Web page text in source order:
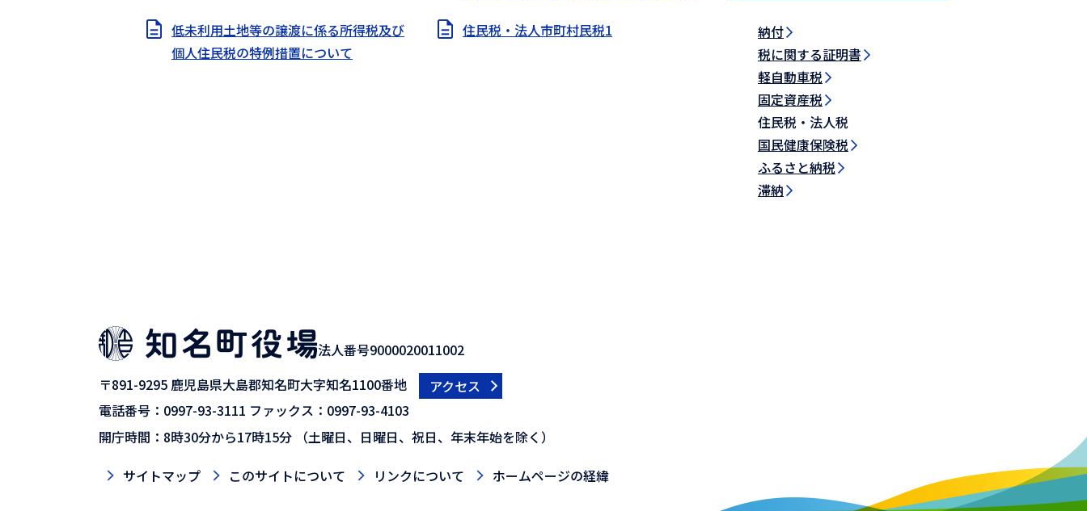
低未利用土地等の譲渡に係る所得税及び
個人住民税の特例措置について
住民税・法人市町村民税1
納付
税に関する証明書
軽自動車税
固定資産税
住民税・法人税
国民健康保険税
ふるさと納税
滞納
法人番号9000020011002
〒891-9295 鹿児島県大島郡知名町大字知名1100番地
アクセス
電話番号：0997-93-3111 ファックス：0997-93-4103
開庁時間：8時30分から17時15分
（土曜日、日曜日、祝日、年末年始を除く）
サイトマップ
このサイトについて リンクについて ホームページの経緯